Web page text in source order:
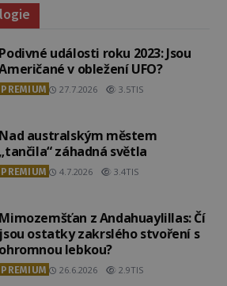
Podivné události roku 2023: Jsou
v obležení UFO?
PREMIUM 27.7.2026 3.5TIS
Nad australským městem
„tančila“ záhadná světla
PREMIUM 4.7.2026 3.4TIS
Mimozemšťan z Andahuaylillas: Čí
jsou ostatky zakrslého stvoření s
ohromnou lebkou?
PREMIUM 26.6.2026 2.9TIS